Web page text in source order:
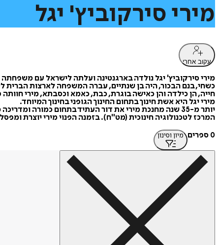
מירי סירקוביץ' יגל
עקוב אחרי
מירי סירקוביץ' יגל נולדה בארגנטינה ועלתה לישראל עם
כשחי, בנם הבכור, היה בן שנתיים, עברה המשפחה לארצות הברית
חייה, הן כילדה והן כאישה בוגרת, כבת, כאמא וכסבתא, מירי
מירי יגל היא אשת חינוך בתחום החינוך הגופני בחינוך המיוחד.
יותר מ-35 שנה מחנכת מירי את דור העתיד בתחום כמורה
המרכז לטכנולוגיה חינוכית (מט"ח). בזמנה הפנוי מירי יוצרת
0 ספרים
מיון וסינון